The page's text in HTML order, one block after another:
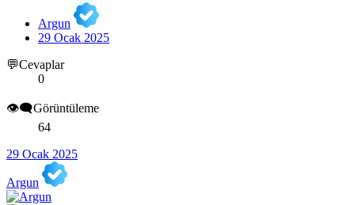
Argun
29 Ocak 2025
💬Cevaplar
0
👁️‍🗨️Görüntüleme
64
29 Ocak 2025
Argun